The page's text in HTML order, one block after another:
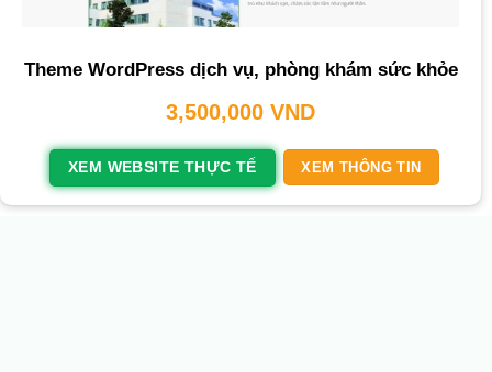
Theme WordPress dịch vụ, phòng khám sức khỏe
3,500,000 VND
XEM WEBSITE THỰC TẾ XEM THÔNG TIN